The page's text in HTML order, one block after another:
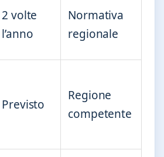
2 volte
l’anno
Normativa
regionale
Previsto
Regione
competente